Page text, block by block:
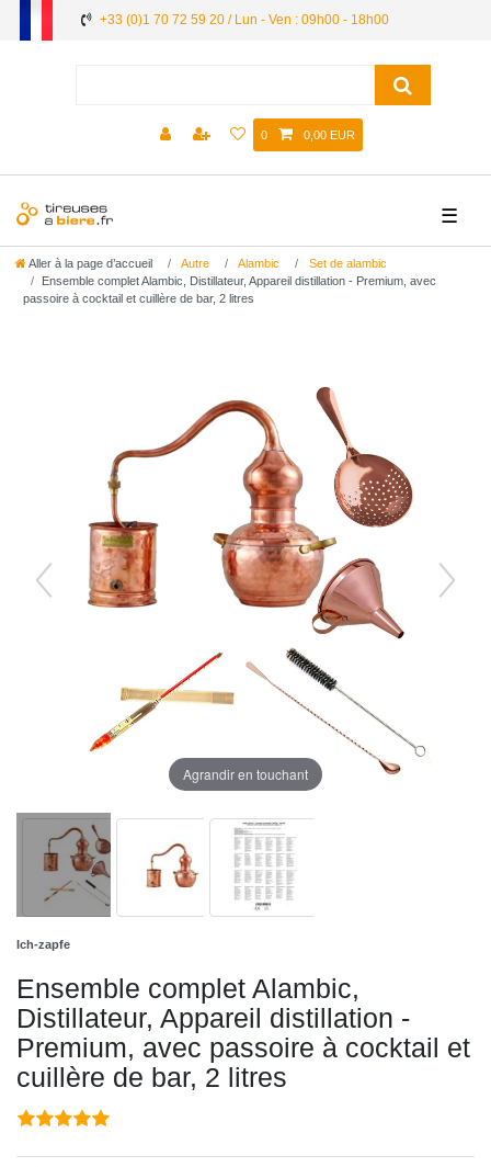
+33 (0)1 70 72 59 20 / Lun - Ven : 09h00 - 18h00
0 0,00 EUR
☰
Aller à la page d’accueil Autre Alambic
Set de alambic
Ensemble complet Alambic, Distillateur, Appareil distillation - Premium, avec
passoire à cocktail et cuillère de bar, 2 litres
Agrandir en touchant
Ich-zapfe
Ensemble complet Alambic,
Distillateur, Appareil distillation -
Premium, avec passoire à cocktail et
cuillère de bar, 2 litres